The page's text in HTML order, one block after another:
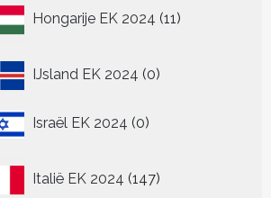
Hongarije EK 2024 11
producten
IJsland EK 2024 00
Israël EK 2024 00
Italië EK 2024 147
producten